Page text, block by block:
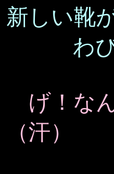
新しい靴
わびし
げ！な
（汗）